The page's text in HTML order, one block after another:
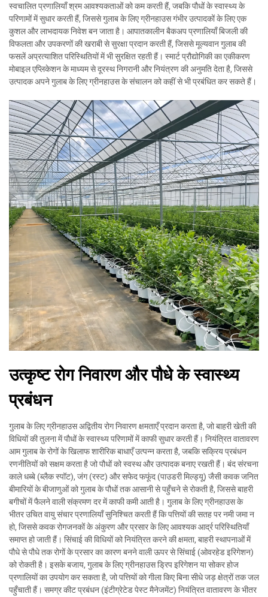
स्वचालित प्रणालियाँ श्रम आवश्यकताओं को कम करती हैं, जबकि पौधों के स्वास्थ्य के
परिणामों में सुधार करती हैं, जिससे गुलाब के लिए ग्रीनहाउस गंभीर उत्पादकों के लिए एक
कुशल और लाभदायक निवेश बन जाता है। आपातकालीन बैकअप प्रणालियाँ बिजली की
विफलता और उपकरणों की खराबी से सुरक्षा प्रदान करती हैं, जिससे मूल्यवान गुलाब की
फसलें अप्रत्याशित परिस्थितियों में भी सुरक्षित रहती हैं। स्मार्ट प्रौद्योगिकी का एकीकरण
मोबाइल एप्लिकेशन के माध्यम से दूरस्थ निगरानी और नियंत्रण की अनुमति देता है, जिससे
उत्पादक अपने गुलाब के लिए ग्रीनहाउस के संचालन को कहीं से भी प्रबंधित कर सकते हैं।
उत्कृष्ट रोग निवारण और पौधे के स्वास्थ्य
प्रबंधन
गुलाब के लिए ग्रीनहाउस अद्वितीय रोग निवारण क्षमताएँ प्रदान करता है, जो बाहरी खेती की
विधियों की तुलना में पौधों के स्वास्थ्य परिणामों में काफी सुधार करती हैं। नियंत्रित वातावरण
आम गुलाब के रोगों के खिलाफ शारीरिक बाधाएँ उत्पन्न करता है, जबकि सक्रिय प्रबंधन
रणनीतियों को सक्षम करता है जो पौधों को स्वस्थ और उत्पादक बनाए रखती हैं। बंद संरचना
काले धब्बे (ब्लैक स्पॉट), जंग (रस्ट) और सफेद फफूंद (पाउडरी मिल्ड्यू) जैसी कवक जनित
बीमारियों के बीजाणुओं को गुलाब के पौधों तक आसानी से पहुँचने से रोकती है, जिससे बाहरी
बगीचों में फैलने वाली संक्रमण दर में काफी कमी आती है। गुलाब के लिए ग्रीनहाउस के
भीतर उचित वायु संचार प्रणालियाँ सुनिश्चित करती हैं कि पत्तियों की सतह पर नमी जमा न
हो, जिससे कवक रोगजनकों के अंकुरण और प्रसार के लिए आवश्यक आर्द्र परिस्थितियाँ
समाप्त हो जाती हैं। सिंचाई की विधियों को नियंत्रित करने की क्षमता, बाहरी स्थापनाओं में
पौधे से पौधे तक रोगों के प्रसार का कारण बनने वाली ऊपर से सिंचाई (ओवरहेड इरिगेशन)
को रोकती है। इसके बजाय, गुलाब के लिए ग्रीनहाउस ड्रिप इरिगेशन या सोकर होज
प्रणालियों का उपयोग कर सकता है, जो पत्तियों को गीला किए बिना सीधे जड़ क्षेत्रों तक जल
पहुँचाती हैं। समग्र कीट प्रबंधन (इंटीग्रेटेड पेस्ट मैनेजमेंट) नियंत्रित वातावरण के भीतर